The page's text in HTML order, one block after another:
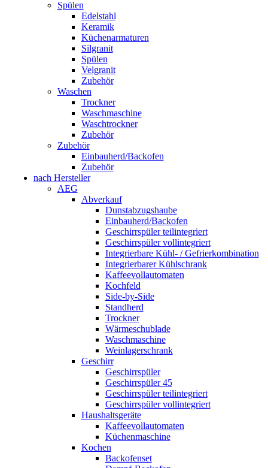
Spülen
Edelstahl
Keramik
Küchenarmaturen
Silgranit
Spülen
Velgranit
Zubehör
Waschen
Trockner
Waschmaschine
Waschtrockner
Zubehör
Zubehör
Einbauherd/Backofen
Zubehör
nach Hersteller
AEG
Abverkauf
Dunstabzugshaube
Einbauherd/Backofen
Geschirrspüler teilintegriert
Geschirrspüler vollintegriert
Integrierbare Kühl- / Gefrierkombination
Integrierbarer Kühlschrank
Kaffeevollautomaten
Kochfeld
Side-by-Side
Standherd
Trockner
Wärmeschublade
Waschmaschine
Weinlagerschrank
Geschirr
Geschirrspüler
Geschirrspüler 45
Geschirrspüler teilintegriert
Geschirrspüler vollintegriert
Haushaltsgeräte
Kaffeevollautomaten
Küchenmaschine
Kochen
Backofenset